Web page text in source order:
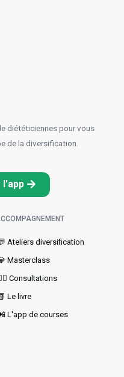
diététiciennes pour vous
de la diversification.
Ateliers diversification
Masterclass
Consultations
Le livre
L'app de courses